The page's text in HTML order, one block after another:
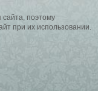
поэтому
при их использовании.